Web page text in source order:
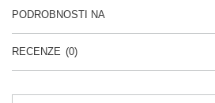
PODROBNOSTI NA
RECENZE (0)